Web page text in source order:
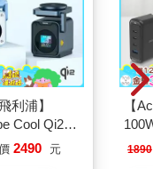
利浦】
Cool Qi2.2
充電座
2490 元
【
1890